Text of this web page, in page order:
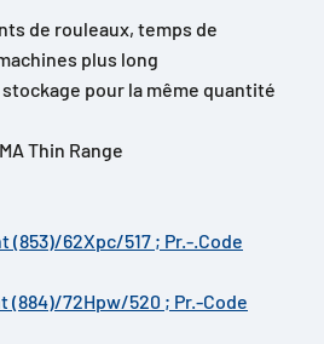
de rouleaux, temps de
plus long
pour la même quantité
Thin Range
(853)/62Xpc/517 ; Pr.-.Code
(884)/72Hpw/520 ; Pr.-Code